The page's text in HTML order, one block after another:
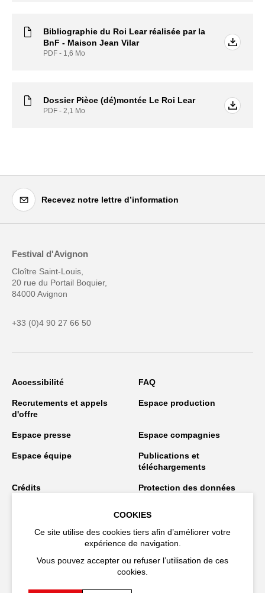
Bibliographie du Roi Lear réalisée par la
BnF - Maison Jean Vilar
PDF - 1,6 Mo
Dossier Pièce (dé)montée Le Roi Lear
PDF - 2,1 Mo
Recevez notre lettre d’information
Festival d'Avignon
Cloître Saint-Louis,
20 rue du Portail Boquier,
84000 Avignon
+33 (0)4 90 27 66 50
Accessibilité FAQ
Recrutements et appels
d'offre
Espace production
Espace presse Espace compagnies
Espace équipe
Publications et
téléchargements
Crédits
Protection des données
Restez connecté
COOKIES
Ce site utilise des cookies tiers afin d’améliorer votre
expérience de navigation.
Vous pouvez accepter ou refuser l’utilisation de ces
cookies.